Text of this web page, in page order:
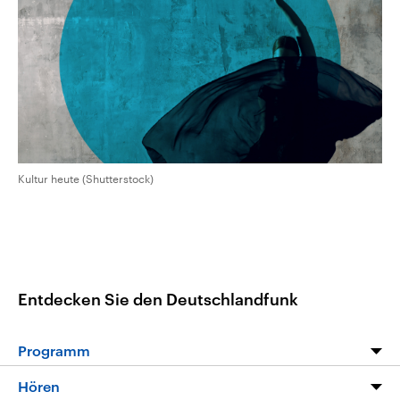
aktuelle Weltgeschehen.
Diese wird wie die
Libanon vom Iran
Sendungen Programm Podcasts
Audio-Archiv
Kultur heute (Shutterstock)
Entdecken Sie den Deutschlandfunk
Programm
Programm
Hören